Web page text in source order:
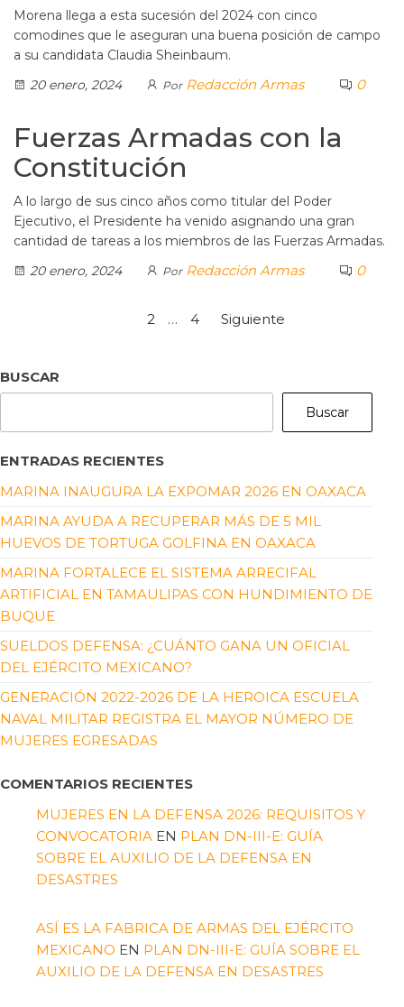
Morena llega a esta sucesión del 2024 con cinco
comodines que le aseguran una buena posición de campo
a su candidata Claudia Sheinbaum.
20 enero, 2024
Por Redacción Armas 0
Fuerzas Armadas con la
Constitución
A lo largo de sus cinco años como titular del Poder
Ejecutivo, el Presidente ha venido asignando una gran
cantidad de tareas a los miembros de las Fuerzas Armadas.
20 enero, 2024
Por Redacción Armas 0
2 … 4 Siguiente
BUSCAR
Buscar
ENTRADAS RECIENTES
MARINA INAUGURA LA EXPOMAR 2026 EN OAXACA
MARINA AYUDA A RECUPERAR MÁS DE 5 MIL
HUEVOS DE TORTUGA GOLFINA EN OAXACA
MARINA FORTALECE EL SISTEMA ARRECIFAL
ARTIFICIAL EN TAMAULIPAS CON HUNDIMIENTO DE
BUQUE
SUELDOS DEFENSA: ¿CUÁNTO GANA UN OFICIAL
DEL EJÉRCITO MEXICANO?
GENERACIÓN 2022-2026 DE LA HEROICA ESCUELA
NAVAL MILITAR REGISTRA EL MAYOR NÚMERO DE
MUJERES EGRESADAS
COMENTARIOS RECIENTES
MUJERES EN LA DEFENSA 2026: REQUISITOS Y
CONVOCATORIA EN PLAN DN-III-E: GUÍA
SOBRE EL AUXILIO DE LA DEFENSA EN
DESASTRES
ASÍ ES LA FABRICA DE ARMAS DEL EJÉRCITO
MEXICANO EN PLAN DN-III-E: GUÍA SOBRE EL
AUXILIO DE LA DEFENSA EN DESASTRES